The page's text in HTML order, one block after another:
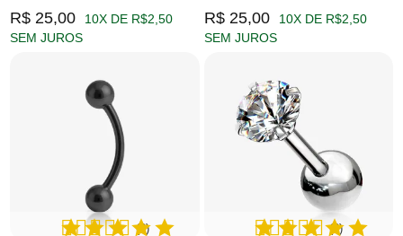
R$ 25,00
10X DE R$2,50
SEM JUROS
R$ 25,00
10X DE R$2,50
SEM JUROS
(2) (2)